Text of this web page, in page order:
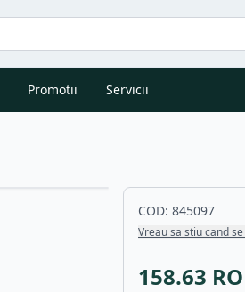
Promotii Servicii
COD: 845097
Vreau sa stiu cand
158.63